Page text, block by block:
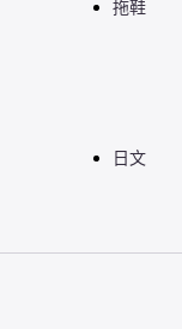
拖鞋
日文